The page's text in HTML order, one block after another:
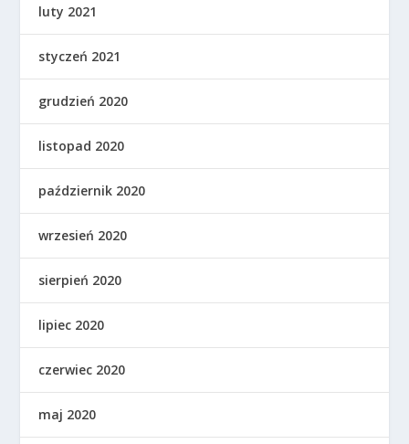
luty 2021
styczeń 2021
grudzień 2020
listopad 2020
październik 2020
wrzesień 2020
sierpień 2020
lipiec 2020
czerwiec 2020
maj 2020